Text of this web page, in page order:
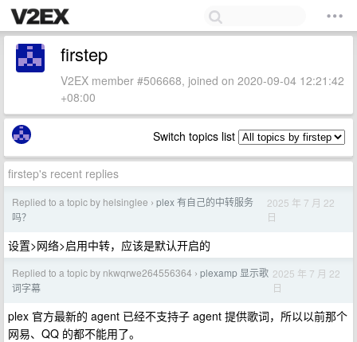
firstep
V2EX member #506668, joined on 2020-09-04 12:21:42
+08:00
Switch topics list
firstep's recent replies
Replied to a topic by helsinglee › plex 有自己的中转服务
吗？
2025 年 7 月 22
日
设置>网络>启用中转，应该是默认开启的
Replied to a topic by nkwqrwe264556364 › plexamp 显示歌
词字幕
2025 年 7 月 22
日
plex 官方最新的 agent 已经不支持子 agent 提供歌词，所以以前那个
网易、QQ 的都不能用了。